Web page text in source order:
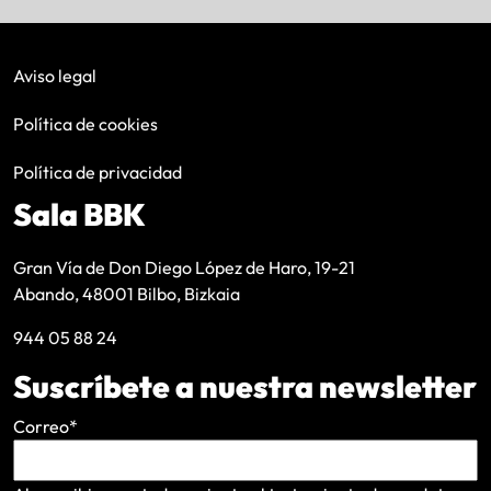
Aviso legal
Política de cookies
Política de privacidad
Sala BBK
Gran Vía de Don Diego López de Haro, 19-21
Abando, 48001 Bilbo, Bizkaia
944 05 88 24
Suscríbete a nuestra newsletter
Correo*